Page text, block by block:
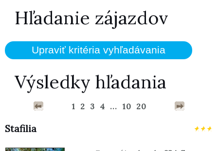
Hľadanie zájazdov
Výsledky hľadania
1 2 3 4 ... 10 20
Stafilia